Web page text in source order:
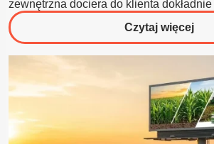
zewnętrzna dociera do klienta
Czytaj więcejo
jak